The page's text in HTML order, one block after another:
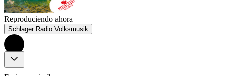
Reproduciendo ahora
Schlager Radio Volksmusik